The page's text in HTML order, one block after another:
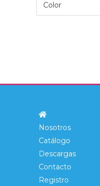
Color
Nosotros
Catálogo
Descargas
Contacto
Registro